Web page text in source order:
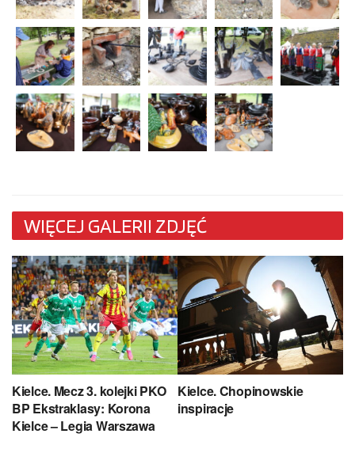
WIĘCEJ GALERII ZDJĘĆ
Kielce. Mecz 3. kolejki PKO
BP Ekstraklasy: Korona
Kielce – Legia Warszawa
Kielce. Chopinowskie
inspiracje